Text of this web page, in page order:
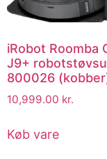
iRobot Roomba
J9+
800026
10,999.00 kr.
Køb vare